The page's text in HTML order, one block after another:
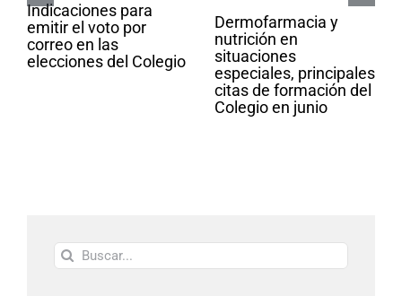
Indicaciones para
emitir el voto por
correo en las
elecciones del Colegio
Dermofarmacia y
nutrición en
situaciones
especiales, principales
citas de formación del
Colegio en junio
Buscar: